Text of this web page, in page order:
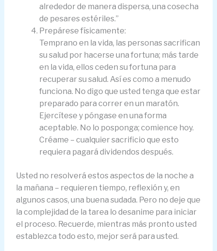
alrededor de manera dispersa, una cosecha
de pesares estériles.”
Prepárese físicamente:
Temprano en la vida, las personas sacrifican
su salud por hacerse una fortuna; más tarde
en la vida, ellos ceden su fortuna para
recuperar su salud. Así es como a menudo
funciona. No digo que usted tenga que estar
preparado para correr en un maratón.
Ejercítese y póngase en una forma
aceptable. No lo posponga; comience hoy.
Créame – cualquier sacrificio que esto
requiera pagará dividendos después.
Usted no resolverá estos aspectos de la noche a
la mañana – requieren tiempo, reflexión y, en
algunos casos, una buena sudada. Pero no deje que
la complejidad de la tarea lo desanime para iniciar
el proceso. Recuerde, mientras más pronto usted
establezca todo esto, mejor será para usted.